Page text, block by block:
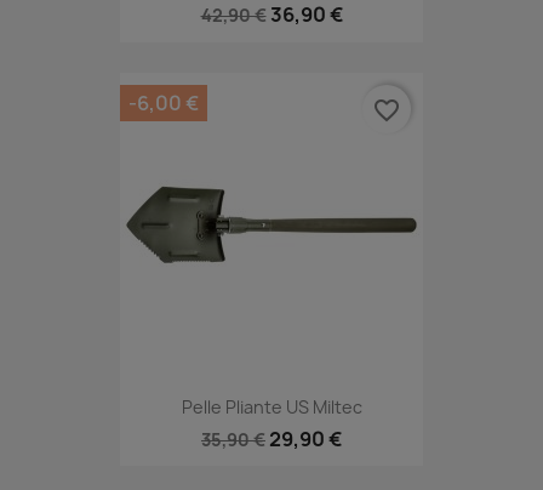
42,90 € 36,90 €
Pelle Pliante US Miltec
35,90 € 29,90 €
-6,00 € favorite_border